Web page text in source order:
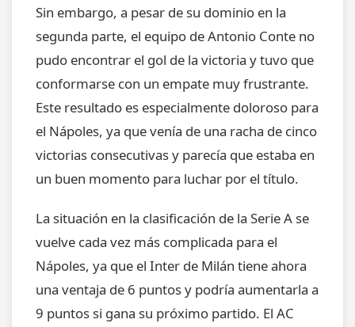
Sin embargo, a pesar de su dominio en la
segunda parte, el equipo de Antonio Conte no
pudo encontrar el gol de la victoria y tuvo que
conformarse con un empate muy frustrante.
Este resultado es especialmente doloroso para
el Nápoles, ya que venía de una racha de cinco
victorias consecutivas y parecía que estaba en
un buen momento para luchar por el título.
La situación en la clasificación de la Serie A se
vuelve cada vez más complicada para el
Nápoles, ya que el Inter de Milán tiene ahora
una ventaja de 6 puntos y podría aumentarla a
9 puntos si gana su próximo partido. El AC